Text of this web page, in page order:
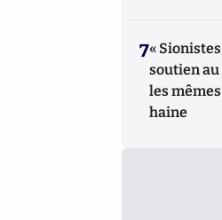
7«
soutien au
les
haine